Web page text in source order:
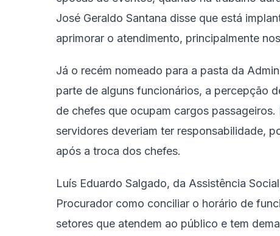
José Geraldo Santana disse que está
aprimorar o atendimento, principalmente
Já o recém nomeado para a pasta da
parte de alguns funcionários, a percepção
de chefes que ocupam cargos
servidores deveriam ter responsabilidade,
após a troca dos chefes.
Luís Eduardo Salgado, da Assistência
Procurador como conciliar o horário de
setores que atendem ao público e tem